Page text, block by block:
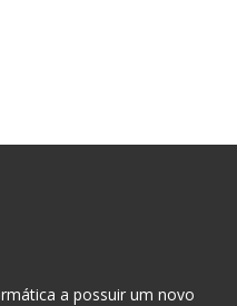
a possuir um novo